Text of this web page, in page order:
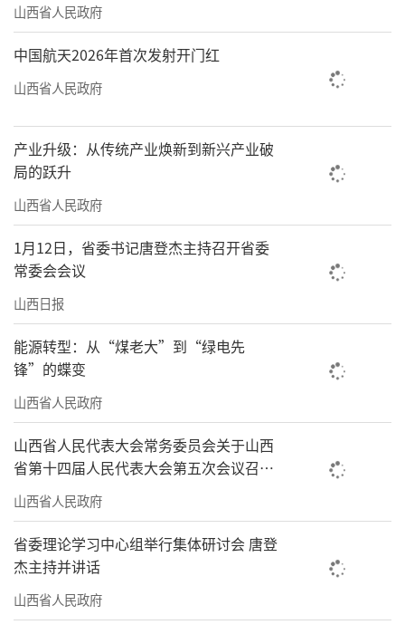
山西省人民政府
中国航天2026年首次发射开门红
山西省人民政府
产业升级：从传统产业焕新到新兴产业破
局的跃升
山西省人民政府
1月12日，省委书记唐登杰主持召开省委
常委会会议
山西日报
能源转型：从“煤老大”到“绿电先
锋”的蝶变
山西省人民政府
山西省人民代表大会常务委员会关于山西
省第十四届人民代表大会第五次会议召开
时间的决定
山西省人民政府
省委理论学习中心组举行集体研讨会 唐登
杰主持并讲话
山西省人民政府